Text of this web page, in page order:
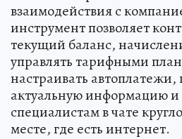
взаимодействия с
инструмент позволяет
текущий баланс,
управлять тарифными
настраивать автоплатежи,
актуальную информацию и
специалистам в чате
месте, где есть интернет.